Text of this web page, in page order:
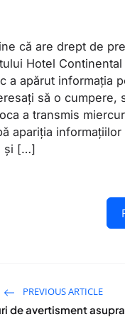
că are drept de
Hotel
a apărut informația
să o cumpere,
a transmis
apariția informațiilor
și […]
PREVIOUS ARTICLE
de avertisment